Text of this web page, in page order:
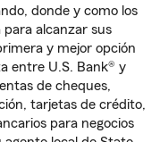
donde y como los
alcanzar sus
y mejor opción
entre U.S. Bank® y
de cheques,
tarjetas de crédito,
para negocios